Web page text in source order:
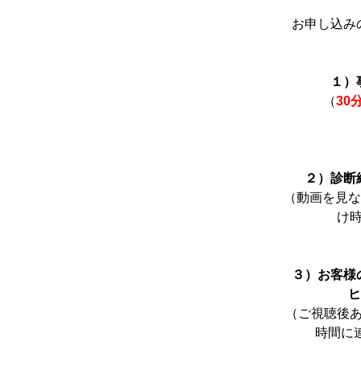
お申し込み
１
（30
２）診
（動画を
け
３）お客
ヒ
（ご視聴後
時間に